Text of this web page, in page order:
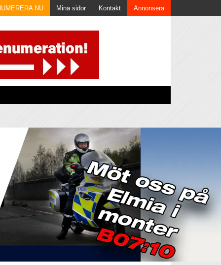
NU Mina sidor Kontakt Annonsera